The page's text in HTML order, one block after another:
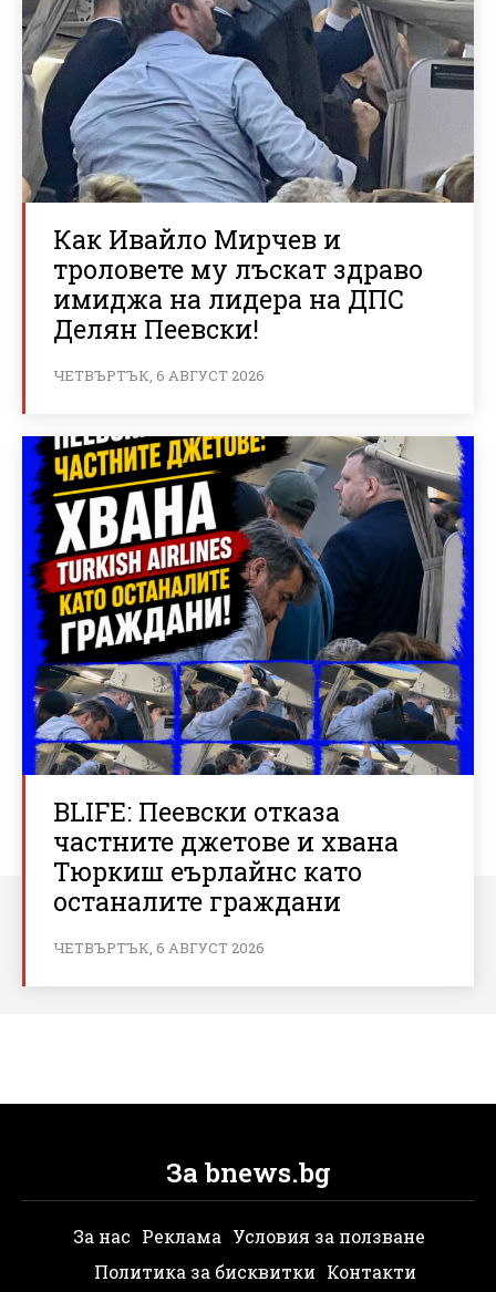
Как Ивайло Мирчев и
троловете му лъскат здраво
имиджа на лидера на ДПС
Делян Пеевски!
ЧЕТВЪРТЪК, 6 АВГУСТ 2026
BLIFE: Пеевски отказа
частните джетове и хвана
Тюркиш еърлайнс като
останалите граждани
ЧЕТВЪРТЪК, 6 АВГУСТ 2026
За bnews.bg
За нас Реклама Условия за ползване
Политика за бисквитки Контакти